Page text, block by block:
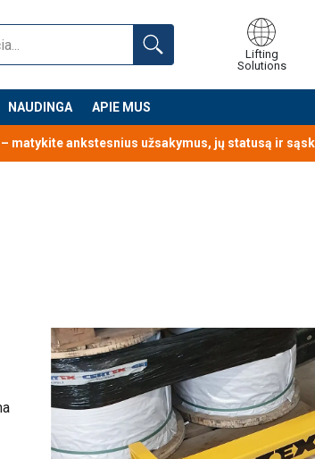
Lifting
Solutions
NAUDINGA APIE MUS
ankstesnius užsakymus, jų statusą ir